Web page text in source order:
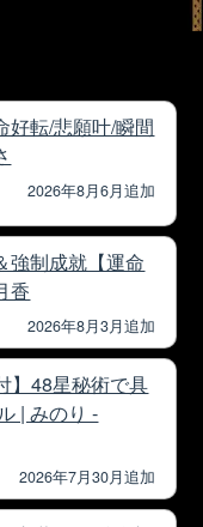
好転/悲願叶/瞬間
2026年8月6月追加
強制成就【運命
香
2026年8月3月追加
】48星秘術で具
| みのり -
2026年7月30月追加